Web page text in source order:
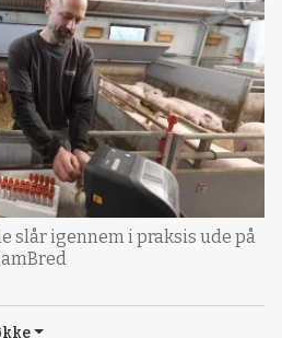
slår igennem i praksis ude på